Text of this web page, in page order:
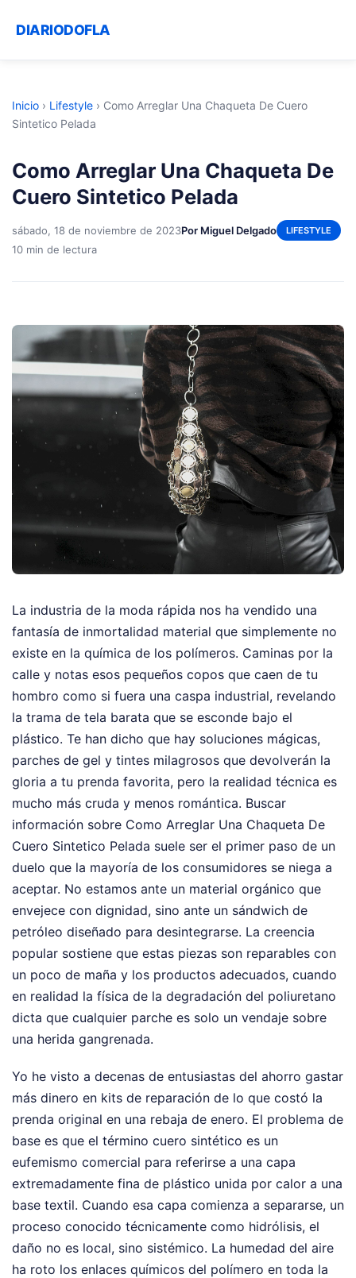
DIARIODOFLA
Inicio › Lifestyle › Como Arreglar Una Chaqueta De Cuero
Sintetico Pelada
Como Arreglar Una Chaqueta De
Cuero Sintetico Pelada
sábado, 18 de noviembre de 2023Por Miguel Delgado LIFESTYLE
10 min de lectura
La industria de la moda rápida nos ha vendido una
fantasía de inmortalidad material que simplemente no
existe en la química de los polímeros. Caminas por la
calle y notas esos pequeños copos que caen de tu
hombro como si fuera una caspa industrial, revelando
la trama de tela barata que se esconde bajo el
plástico. Te han dicho que hay soluciones mágicas,
parches de gel y tintes milagrosos que devolverán la
gloria a tu prenda favorita, pero la realidad técnica es
mucho más cruda y menos romántica. Buscar
información sobre Como Arreglar Una Chaqueta De
Cuero Sintetico Pelada suele ser el primer paso de un
duelo que la mayoría de los consumidores se niega a
aceptar. No estamos ante un material orgánico que
envejece con dignidad, sino ante un sándwich de
petróleo diseñado para desintegrarse. La creencia
popular sostiene que estas piezas son reparables con
un poco de maña y los productos adecuados, cuando
en realidad la física de la degradación del poliuretano
dicta que cualquier parche es solo un vendaje sobre
una herida gangrenada.
Yo he visto a decenas de entusiastas del ahorro gastar
más dinero en kits de reparación de lo que costó la
prenda original en una rebaja de enero. El problema de
base es que el término cuero sintético es un
eufemismo comercial para referirse a una capa
extremadamente fina de plástico unida por calor a una
base textil. Cuando esa capa comienza a separarse, un
proceso conocido técnicamente como hidrólisis, el
daño no es local, sino sistémico. La humedad del aire
ha roto los enlaces químicos del polímero en toda la